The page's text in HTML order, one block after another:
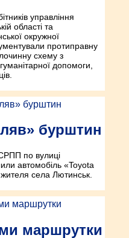
управління
області та
окружної
протиправну
схему з
допомоги,
бурштин
по вулиці
автомобіль «Toyota
села Лютинськ.
маршрутки